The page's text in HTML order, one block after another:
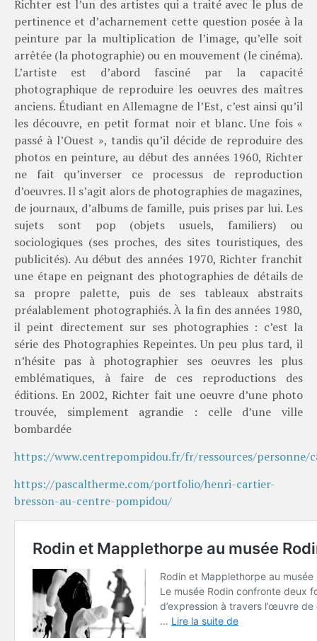
Richter est l’un des artistes qui a traité avec le plus de
pertinence et d’acharnement cette question posée à la
peinture par la multiplication de l’image, qu’elle soit
arrêtée (la photographie) ou en mouvement (le cinéma).
L’artiste est d’abord fasciné par la capacité
photographique de reproduire les oeuvres des maîtres
anciens. Étudiant en Allemagne de l’Est, c’est ainsi qu’il
les découvre, en petit format noir et blanc. Une fois «
passé à l’Ouest », tandis qu’il décide de reproduire des
photos en peinture, au début des années 1960, Richter
ne fait qu’inverser ce processus de reproduction
d’oeuvres. Il s’agit alors de photographies de magazines,
de journaux, d’albums de famille, puis prises par lui. Les
sujets sont pop (objets usuels, familiers) ou
sociologiques (ses proches, des sites touristiques, des
publicités). Au début des années 1970, Richter franchit
une étape en peignant des photographies de détails de
sa propre palette, puis de ses tableaux abstraits
préalablement photographiés. À la fin des années 1980,
il peint directement sur ses photographies : c’est la
série des Photographies Repeintes. Un peu plus tard, il
n’hésite pas à photographier ses oeuvres les plus
emblématiques, à faire de ces reproductions des
éditions. En 2002, Richter fait une oeuvre d’une photo
trouvée, simplement agrandie : celle d’une ville
bombardée
https://www.centrepompidou.fr/fr/ressources/personne/
https://pascaltherme.com/portfolio/henri-cartier-
bresson-au-centre-pompidou/